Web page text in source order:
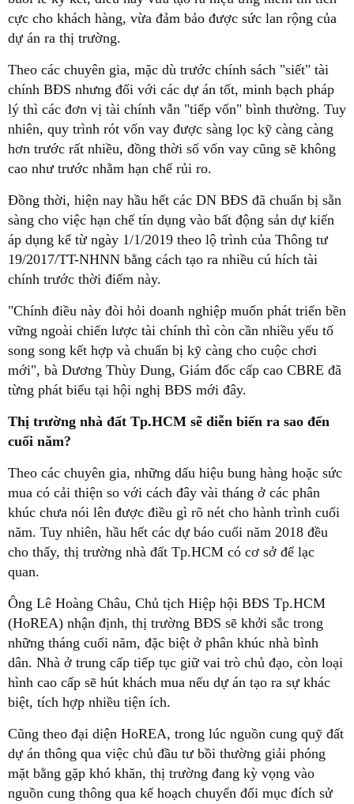
cực cho khách hàng, vừa đảm bảo được sức lan rộng của
dự án ra thị trường.
Theo các chuyên gia, mặc dù trước chính sách "siết" tài
chính BĐS nhưng đối với các dự án tốt, minh bạch pháp
lý thì các đơn vị tài chính vẫn "tiếp vốn" bình thường. Tuy
nhiên, quy trình rót vốn vay được sàng lọc kỹ càng càng
hơn trước rất nhiều, đồng thời số vốn vay cũng sẽ không
cao như trước nhằm hạn chế rủi ro.
Đồng thời, hiện nay hầu hết các DN BĐS đã chuẩn bị sẵn
sàng cho việc hạn chế tín dụng vào bất động sản dự kiến
áp dụng kể từ ngày 1/1/2019 theo lộ trình của Thông tư
19/2017/TT-NHNN bằng cách tạo ra nhiều cú hích tài
chính trước thời điểm này.
"Chính điều này đòi hỏi doanh nghiệp muốn phát triển bền
vững ngoài chiến lược tài chính thì còn cần nhiều yếu tố
song song kết hợp và chuẩn bị kỹ càng cho cuộc chơi
mới", bà Dương Thùy Dung, Giám đốc cấp cao CBRE đã
từng phát biểu tại hội nghị BĐS mới đây.
Thị trường nhà đất Tp.HCM sẽ diễn biến ra sao đến
cuối năm?
Theo các chuyên gia, những dấu hiệu bung hàng hoặc sức
mua có cải thiện so với cách đây vài tháng ở các phân
khúc chưa nói lên được điều gì rõ nét cho hành trình cuối
năm. Tuy nhiên, hầu hết các dự báo cuối năm 2018 đều
cho thấy, thị trường nhà đất Tp.HCM có cơ sở để lạc
quan.
Ông Lê Hoàng Châu, Chủ tịch Hiệp hội BĐS Tp.HCM
(HoREA) nhận định, thị trường BĐS sẽ khởi sắc trong
những tháng cuối năm, đặc biệt ở phân khúc nhà bình
dân. Nhà ở trung cấp tiếp tục giữ vai trò chủ đạo, còn loại
hình cao cấp sẽ hút khách mua nếu dự án tạo ra sự khác
biệt, tích hợp nhiều tiện ích.
Cũng theo đại diện HoREA, trong lúc nguồn cung quỹ đất
dự án thông qua việc chủ đầu tư bồi thường giải phóng
mặt bằng gặp khó khăn, thị trường đang kỳ vọng vào
nguồn cung thông qua kế hoạch chuyển đổi mục đích sử